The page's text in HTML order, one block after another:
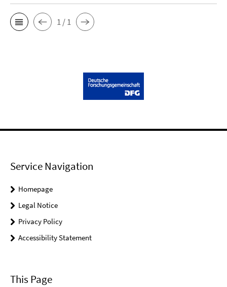
1 / 1
Service Navigation
Homepage
Legal Notice
Privacy Policy
Accessibility Statement
This Page